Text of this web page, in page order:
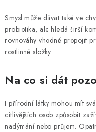
Smysl může dávat také ve
probiotika, ale hledá širší
rovnováhy vhodné propojit
rostlinné složky.
Na co si dát
I přírodní látky mohou mít
citlivějších osob způsobit
nadýmání nebo průjem.